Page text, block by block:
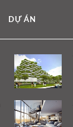
DỰ ÁN